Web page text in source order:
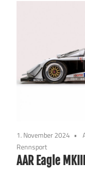
1. November 2024
Rennsport
AAR Eagle